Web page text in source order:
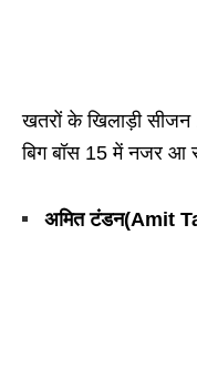
खतरों के खिलाड़ी
बिग बॉस 15 में नजर आ
अमित टंडन(Amit